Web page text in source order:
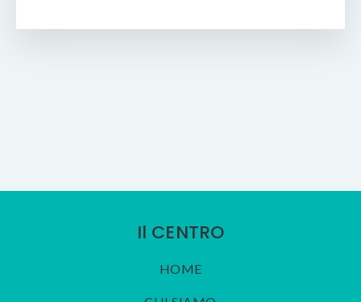
Il CENTRO
HOME